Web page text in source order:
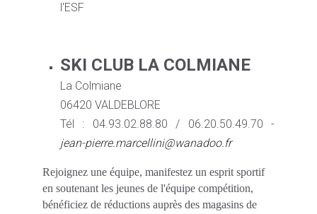
l'ESF
SKI CLUB LA COLMIANE
La Colmiane
06420 VALDEBLORE
Tél : 04.93.02.88.80 / 06.20.50.49.70 -
jean-pierre.marcellini@wanadoo.fr
Rejoignez une équipe, manifestez un esprit sportif
en soutenant les jeunes de l'équipe compétition,
bénéficiez de réductions auprès des magasins de